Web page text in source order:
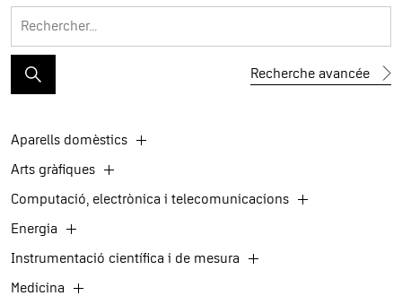
Recherche avancée
Aparells domèstics
Arts gràfiques
Computació, electrònica i telecomunicacions
Energia
Instrumentació científica i de mesura
Medicina